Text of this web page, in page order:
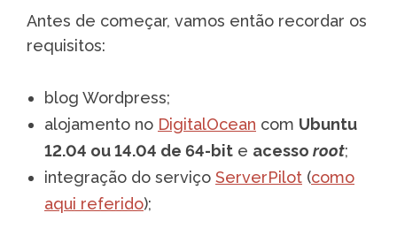
Antes de começar, vamos então recordar os
requisitos:
blog Wordpress;
alojamento no DigitalOcean com Ubuntu
12.04 ou 14.04 de 64-bit e acesso root;
integração do serviço ServerPilot (como
aqui referido);